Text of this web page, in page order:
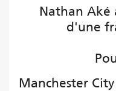
Nathan Aké
d'une